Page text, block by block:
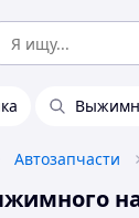
Автозапчасти